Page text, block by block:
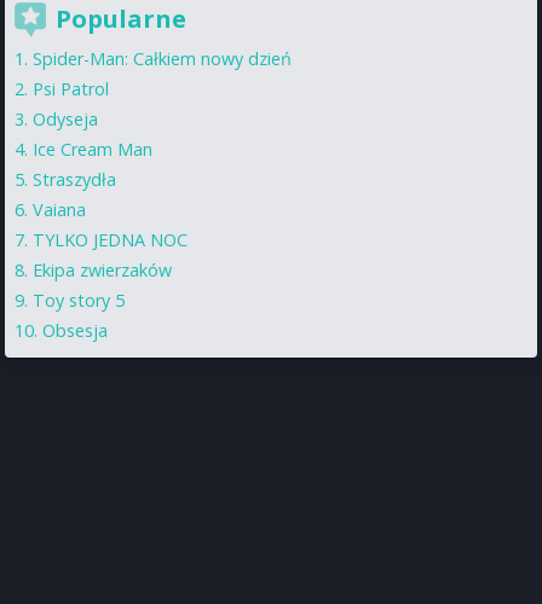
Popularne
Spider-Man: Całkiem nowy dzień
Psi Patrol
Odyseja
Ice Cream Man
Straszydła
Vaiana
TYLKO JEDNA NOC
Ekipa zwierzaków
Toy story 5
Obsesja